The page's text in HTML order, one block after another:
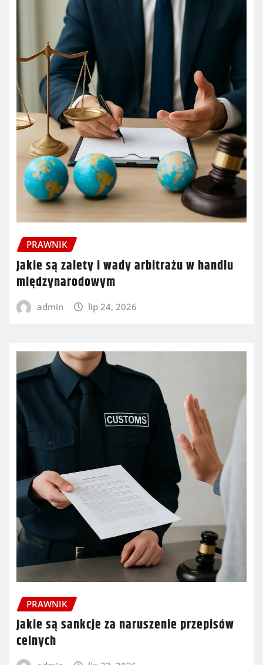
PRAWNIK
Jakie są zalety i wady arbitrażu w handlu
międzynarodowym
admin lip 24, 2026
PRAWNIK
Jakie są sankcje za naruszenie przepisów
celnych